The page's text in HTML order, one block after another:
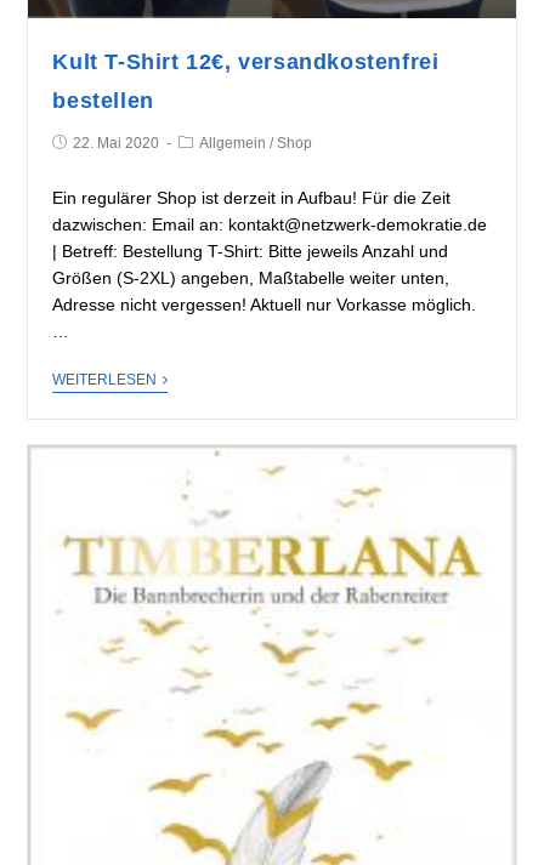
Kult T-Shirt 12€, versandkostenfrei
bestellen
22. Mai 2020 Allgemein / Shop
Ein regulärer Shop ist derzeit in Aufbau! Für die Zeit
dazwischen: Email an: kontakt@netzwerk-demokratie.de
| Betreff: Bestellung T-Shirt: Bitte jeweils Anzahl und
Größen (S-2XL) angeben, Maßtabelle weiter unten,
Adresse nicht vergessen! Aktuell nur Vorkasse möglich.
WEITERLESEN